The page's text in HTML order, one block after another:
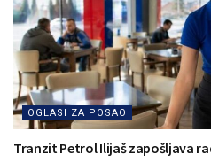
OGLASI ZA POSAO
Tranzit Petrol Ilijaš zapošljava